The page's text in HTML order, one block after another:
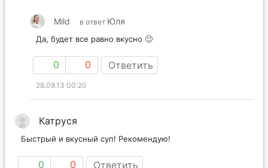
Mild в ответ Юля
Да, будет все равно вкусно 🙂
0 0 Ответить
28.08.13 00:20
Катруся
Быстрый и вкусный суп! Рекомендую!
0 0 Ответить